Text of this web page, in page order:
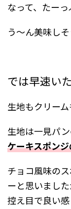
なって、たー
う〜ん美味しそ
では早速い
生地もクリー
生地は一見パ
ケーキスポン
チョコ風味の
ーと思いまし
控え目で良い感